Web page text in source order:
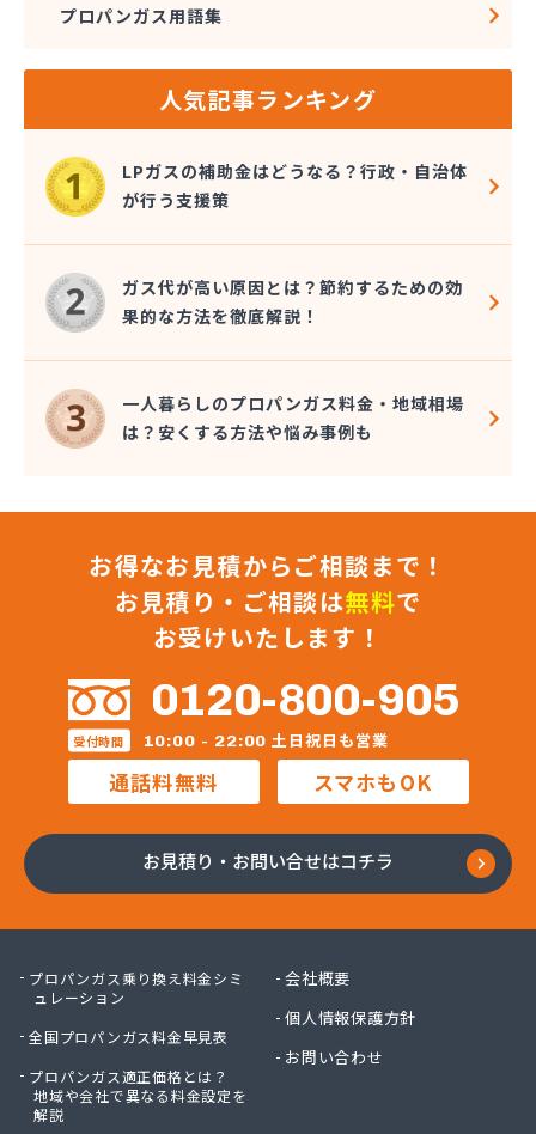
株式会社白木屋商店
株式会社尾西商店
株式会社米菊
株式会社米定
株式会社堀江兄弟商店
株式会社鈴木石油店
関プロパン
関液化石油ガス協組
丸イプロパン
丸佐LPガス
岐阜県JAビジネスサポート株式会社 岐阜営業所・
LPガス販売センター・LPガス保安センター
岐阜県JAビジネスサポート株式会社 JAガスプラ
ザとうと
岐阜県JAビジネスサポート株式会社 西濃営業所
兼松プロパン瓦斯株式会社
犬飼産業株式会社 可児営業所
犬飼産業株式会社 瑞浪営業所
戸崎プロパン
合資会社カリヤ
合資会社増井商店
合資会社万九商店
合名会社大友商店
今尾ガス株式会社
三和燃料 市原営業所
山口プロパンガス商会
山十商事株式会社
山川商店
山田ガス店
山田プロパン
プロパンガス用語集
人気記事ランキング
LPガスの補助金はどうなる？行政・自治体
が行う支援策
ガス代が高い原因とは？節約するための効
果的な方法を徹底解説！
一人暮らしのプロパンガス料金・地域相場
は？安くする方法や悩み事例も
お得なお見積からご相談まで！
お見積り・ご相談は無料で
お受けいたします！
0120-800-905
受付時間 10:00 - 22:00 土日祝日も営業
通話料無料 スマホもOK
お見積り・お問い合せはコチラ
プロパンガス乗り換え料金シミ
ュレーション
全国プロパンガス料金早見表
プロパンガス適正価格とは？
地域や会社で異なる料金設定を
解説
会社概要
個人情報保護方針
お問い合わせ